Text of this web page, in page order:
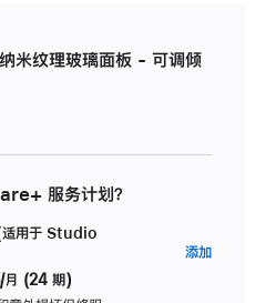
纹理玻璃面板 - 可调倾
服务计划？
用于 Studio
月 (24 期)
添加